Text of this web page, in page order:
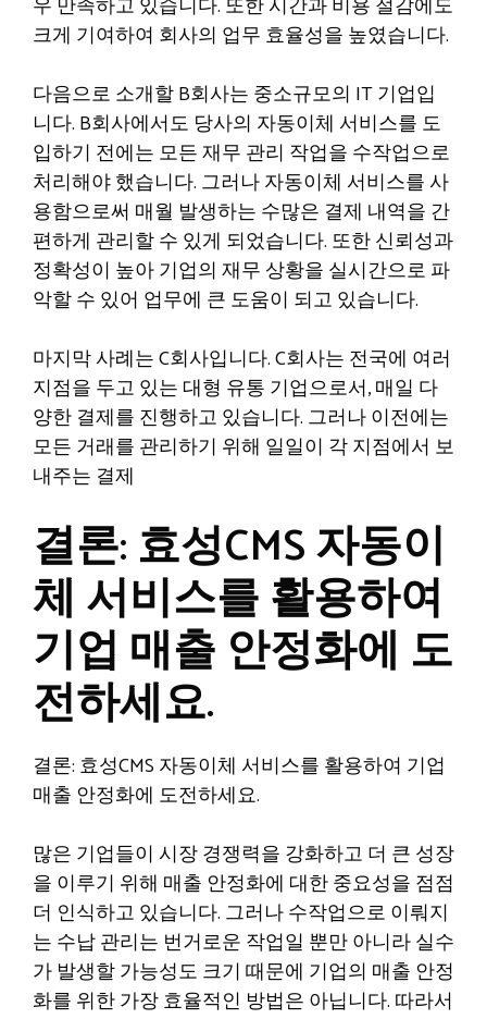
우 만족하고 있습니다. 또한 시간과 비용 절감에도
크게 기여하여 회사의 업무 효율성을 높였습니다.
다음으로 소개할 B회사는 중소규모의 IT 기업입
니다. B회사에서도 당사의 자동이체 서비스를 도
입하기 전에는 모든 재무 관리 작업을 수작업으로
처리해야 했습니다. 그러나 자동이체 서비스를 사
용함으로써 매월 발생하는 수많은 결제 내역을 간
편하게 관리할 수 있게 되었습니다. 또한 신뢰성과
정확성이 높아 기업의 재무 상황을 실시간으로 파
악할 수 있어 업무에 큰 도움이 되고 있습니다.
마지막 사례는 C회사입니다. C회사는 전국에 여러
지점을 두고 있는 대형 유통 기업으로서, 매일 다
양한 결제를 진행하고 있습니다. 그러나 이전에는
모든 거래를 관리하기 위해 일일이 각 지점에서 보
내주는 결제
결론: 효성CMS 자동이
체 서비스를 활용하여
기업 매출 안정화에 도
전하세요.
결론: 효성CMS 자동이체 서비스를 활용하여 기업
매출 안정화에 도전하세요.
많은 기업들이 시장 경쟁력을 강화하고 더 큰 성장
을 이루기 위해 매출 안정화에 대한 중요성을 점점
더 인식하고 있습니다. 그러나 수작업으로 이뤄지
는 수납 관리는 번거로운 작업일 뿐만 아니라 실수
가 발생할 가능성도 크기 때문에 기업의 매출 안정
화를 위한 가장 효율적인 방법은 아닙니다. 따라서